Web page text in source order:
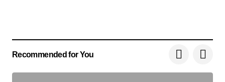
Recommended for You